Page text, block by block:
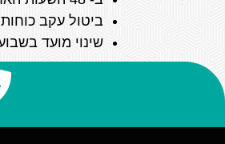
ביטול עקב
שינוי מועד בשבוע